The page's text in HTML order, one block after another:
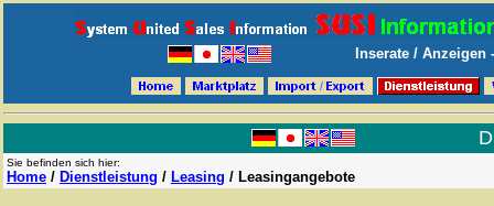
Inserate /
Sie befinden sich hier:
Home / Dienstleistung / Leasing / Leasingangebote